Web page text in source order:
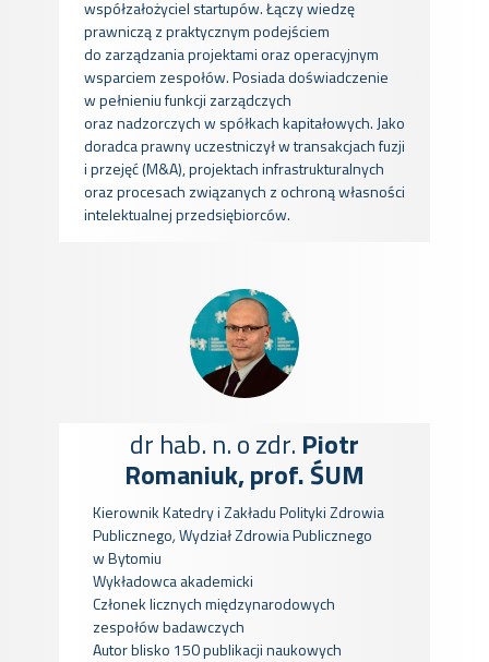
współzałożyciel startupów. Łączy wiedzę
prawniczą z praktycznym podejściem
do zarządzania projektami oraz operacyjnym
wsparciem zespołów. Posiada doświadczenie
w pełnieniu funkcji zarządczych
oraz nadzorczych w spółkach kapitałowych. Jako
doradca prawny uczestniczył w transakcjach fuzji
i przejęć (M&A), projektach infrastrukturalnych
oraz procesach związanych z ochroną własności
intelektualnej przedsiębiorców.
dr hab. n. o zdr. Piotr
Romaniuk, prof. ŚUM
Kierownik Katedry i Zakładu Polityki Zdrowia
Publicznego,Wydział Zdrowia Publicznego
w Bytomiu
Wykładowca akademicki
Członek licznych międzynarodowych
zespołów badawczych
Autor blisko 150 publikacji naukowych